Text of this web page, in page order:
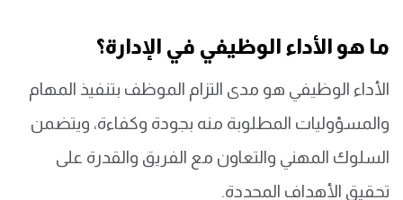
ما هو الأداء الوظيفي في الإدارة؟
الأداء الوظيفي هو مدى التزام الموظف بتنفيذ المهام
والمسؤوليات المطلوبة منه بجودة وكفاءة، ويتضمن
السلوك المهني والتعاون مع الفريق والقدرة على
تحقيق الأهداف المحددة.